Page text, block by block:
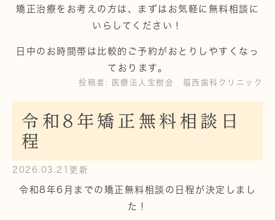
矯正治療をお考えの方は、まずはお気軽に無料相談に
いらしてください！
日中のお時間帯は比較的ご予約がおとりしやすくなっ
ております。
投稿者: 医療法人宝樹会 福西歯科クリニック
令和8年矯正無料相談日
程
2026.03.21更新
令和8年6月までの矯正無料相談の日程が決定しまし
た！